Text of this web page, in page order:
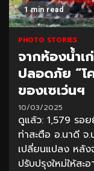
1 min read
PHOTO STORIES
จากห้องน้ำเ
ปลอดภัย “โ
ของเซเว่นฯ
10/03/2025
ดูแล้ว: 1,579 รอ
ท่าสะตือ อ.นาดี จ
เปลี่ยนแปลง หลัง
ปรับปรุงใหม่ให้สะอ